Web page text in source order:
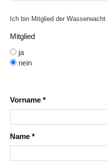
Ich bin Mitglied der Wasserwacht
Mitglied
ja
nein
Vorname *
Name *